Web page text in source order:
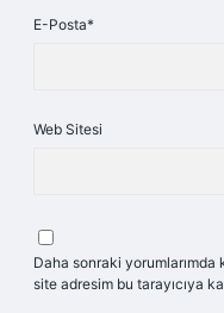
E-Posta*
Web Sitesi
Daha sonraki yorumlarımda
site adresim bu tarayıcıya